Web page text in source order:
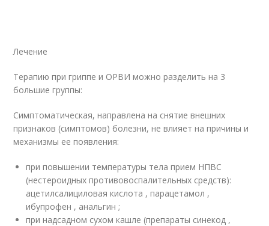
Лечение
Терапию при гриппе и ОРВИ можно разделить на 3
большие группы:
Симптоматическая, направлена на снятие внешних
признаков (симптомов) болезни, не влияет на причины и
механизмы ее появления:
при повышении температуры тела прием НПВС
(нестероидных противовоспалительных средств):
ацетилсалициловая кислота , парацетамол ,
ибупрофен , анальгин ;
при надсадном сухом кашле (препараты синекод ,